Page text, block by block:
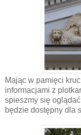
Mając w pamięci
informacjami z
spieszmy się
będzie dostępny dla